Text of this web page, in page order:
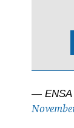
— ENSA